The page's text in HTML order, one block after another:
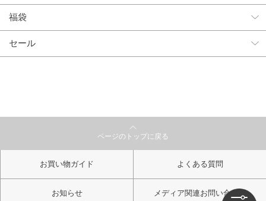
福袋
セール
ページのトップに戻る
お買い物ガイド よくある質問
お知らせ メディア関連お問い合わせ